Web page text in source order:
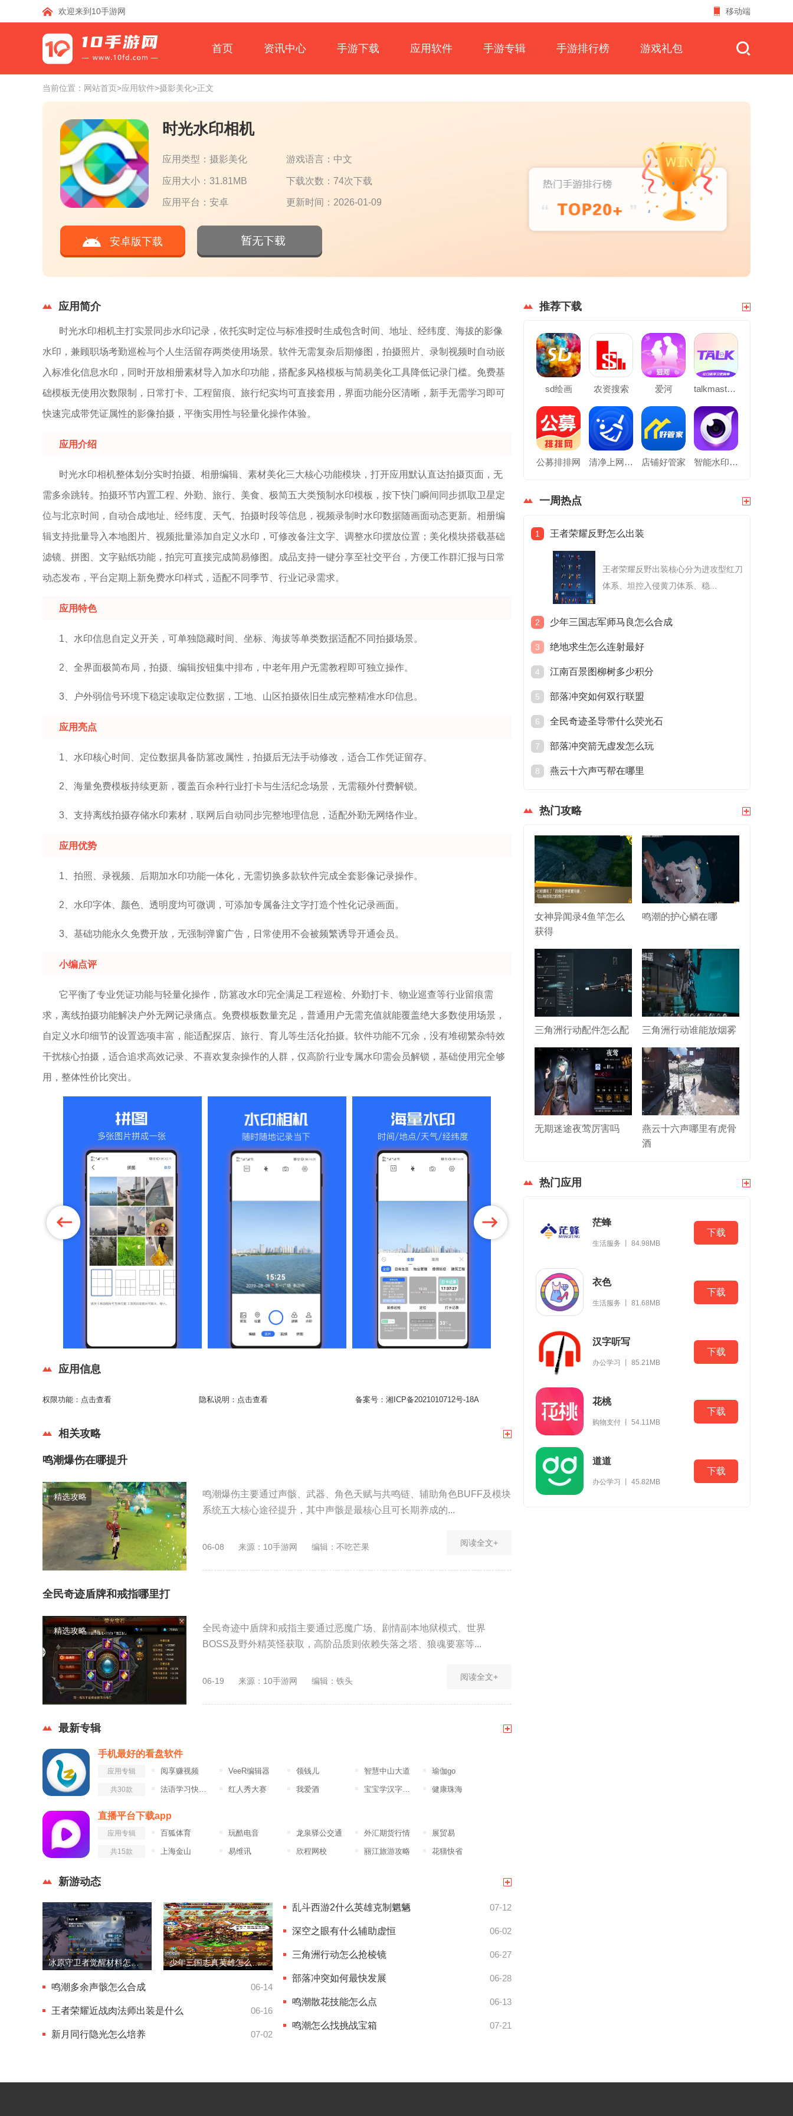
欢迎来到10手游网 移动端
首页 资讯中心 手游下载 应用软件 手游专辑 手游排行榜 游戏礼包
当前位置： 网站首页>应用软件>摄影美化>正文
时光水印相机
应用类型：摄影美化 游戏语言：中文
应用大小：31.81MB 下载次数：74次下载
应用平台：安卓 更新时间：2026-01-09
安卓版下载
应用简介
时光水印相机主打实景同步水印记录，依托实时定位与标准授时生成包含时间、地址、经纬度、海拔的影像
水印，兼顾职场考勤巡检与个人生活留存两类使用场景。软件无需复杂后期修图，拍摄照片、录制视频时自动嵌
入标准化信息水印，同时开放相册素材导入加水印功能，搭配多风格模板与简易美化工具降低记录门槛。免费基
础模板无使用次数限制，日常打卡、工程留痕、旅行纪实均可直接套用，界面功能分区清晰，新手无需学习即可
快速完成带凭证属性的影像拍摄，平衡实用性与轻量化操作体验。
应用介绍
时光水印相机整体划分实时拍摄、相册编辑、素材美化三大核心功能模块，打开应用默认直达拍摄页面，无
需多余跳转。拍摄环节内置工程、外勤、旅行、美食、极简五大类预制水印模板，按下快门瞬间同步抓取卫星定
位与北京时间，自动合成地址、经纬度、天气、拍摄时段等信息，视频录制时水印数据随画面动态更新。相册编
辑支持批量导入本地图片、视频批量添加自定义水印，可修改备注文字、调整水印摆放位置；美化模块搭载基础
滤镜、拼图、文字贴纸功能，拍完可直接完成简易修图。成品支持一键分享至社交平台，方便工作群汇报与日常
动态发布，平台定期上新免费水印样式，适配不同季节、行业记录需求。
应用特色
1、水印信息自定义开关，可单独隐藏时间、坐标、海拔等单类数据适配不同拍摄场景。
2、全界面极简布局，拍摄、编辑按钮集中排布，中老年用户无需教程即可独立操作。
3、户外弱信号环境下稳定读取定位数据，工地、山区拍摄依旧生成完整精准水印信息。
应用亮点
1、水印核心时间、定位数据具备防篡改属性，拍摄后无法手动修改，适合工作凭证留存。
2、海量免费模板持续更新，覆盖百余种行业打卡与生活纪念场景，无需额外付费解锁。
3、支持离线拍摄存储水印素材，联网后自动同步完整地理信息，适配外勤无网络作业。
应用优势
1、拍照、录视频、后期加水印功能一体化，无需切换多款软件完成全套影像记录操作。
2、水印字体、颜色、透明度均可微调，可添加专属备注文字打造个性化记录画面。
3、基础功能永久免费开放，无强制弹窗广告，日常使用不会被频繁诱导开通会员。
小编点评
它平衡了专业凭证功能与轻量化操作，防篡改水印完全满足工程巡检、外勤打卡、物业巡查等行业留痕需
求，离线拍摄功能解决户外无网记录痛点。免费模板数量充足，普通用户无需充值就能覆盖绝大多数使用场景，
自定义水印细节的设置选项丰富，能适配探店、旅行、育儿等生活化拍摄。软件功能不冗余，没有堆砌繁杂特效
干扰核心拍摄，适合追求高效记录、不喜欢复杂操作的人群，仅高阶行业专属水印需会员解锁，基础使用完全够
用，整体性价比突出。
应用信息
权限功能： 点击查看 隐私说明： 点击查看 备案号： 湘ICP备2021010712号-18A
相关攻略
鸣潮爆伤在哪提升
精选攻略
鸣潮爆伤主要通过声骸、武器、角色天赋与共鸣链、辅助角色BUFF及模块
系统五大核心途径提升，其中声骸是最核心且可长期养成的...
06-08 来源：10手游网 编辑：不吃芒果 阅读全文+
全民奇迹盾牌和戒指哪里打
精选攻略
全民奇迹中盾牌和戒指主要通过恶魔广场、剧情副本地狱模式、世界
BOSS及野外精英怪获取，高阶品质则依赖失落之塔、狼魂要塞等...
06-19 来源：10手游网 编辑：铁头 阅读全文+
最新专辑
手机最好的看盘软件
应用专辑 阅享赚视频 VeeR编辑器 领钱儿 智慧中山大道 瑜伽go
共30款 法语学习快速入门 红人秀大赛 我爱酒 宝宝学汉字幼儿版 健康珠海
直播平台下载app
应用专辑 百狐体育 玩酷电音 龙泉驿公交通 外汇期货行情 展贸易
共15款 上海金山 易维讯 欣程网校 丽江旅游攻略 花猫快省
新游动态
冰原守卫者觉醒材料怎么拿 少年三国志真英雄怎么获得
鸣潮多余声骸怎么合成 06-14
王者荣耀近战肉法师出装是什么 06-16
新月同行隐光怎么培养 07-02
乱斗西游2什么英雄克制魍魉 07-12
深空之眼有什么辅助虚恒 06-02
三角洲行动怎么抢棱镜 06-27
部落冲突如何最快发展 06-28
鸣潮散花技能怎么点 06-13
鸣潮怎么找挑战宝箱 07-21
推荐下载
sd绘画 农资搜索 爱河 talkmaster口语
公募排排网 清净上网卫士 店铺好管家 智能水印相机
一周热点
1 王者荣耀反野怎么出装
王者荣耀反野出装核心分为进攻型红刀
体系、坦控入侵黄刀体系、稳...
2 少年三国志军师马良怎么合成
3 绝地求生怎么连射最好
4 江南百景图柳树多少积分
5 部落冲突如何双行联盟
6 全民奇迹圣导带什么荧光石
7 部落冲突箭无虚发怎么玩
8 燕云十六声丐帮在哪里
热门攻略
女神异闻录4鱼竿怎么
获得
鸣潮的护心鳞在哪
三角洲行动配件怎么配 三角洲行动谁能放烟雾
无期迷途夜莺厉害吗
燕云十六声哪里有虎骨
酒
热门应用
茫蜂
生活服务 丨 84.98MB
下载
衣色
生活服务 丨 81.68MB
下载
汉字听写
办公学习 丨 85.21MB
下载
花桃
购物支付 丨 54.11MB
下载
道道
办公学习 丨 45.82MB
下载